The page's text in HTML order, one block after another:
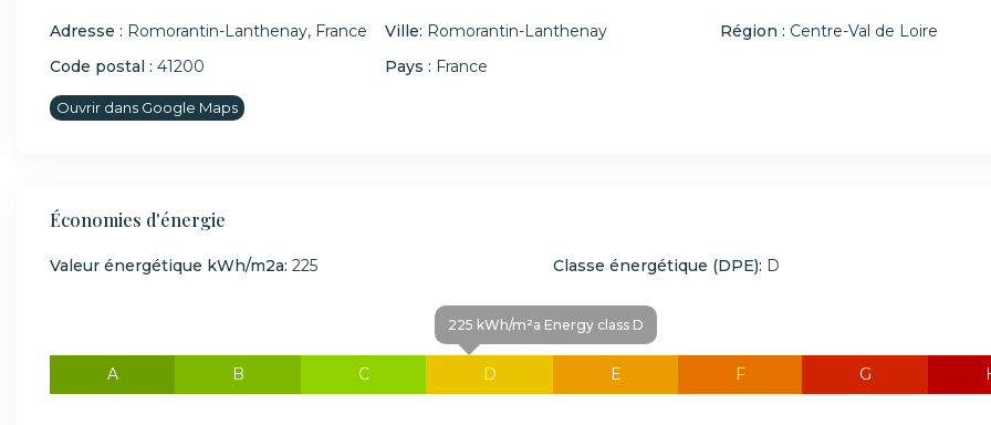
Adresse : Romorantin-Lanthenay, France Ville: Romorantin-Lanthenay Région : Centre-Val de Loire
Code postal : 41200 Pays : France
Ouvrir dans Google Maps
Économies d'énergie
Valeur énergétique kWh/m2a: 225 Classe énergétique (DPE): D
A B C
225 kWh/m²a Energy class D
D E F G